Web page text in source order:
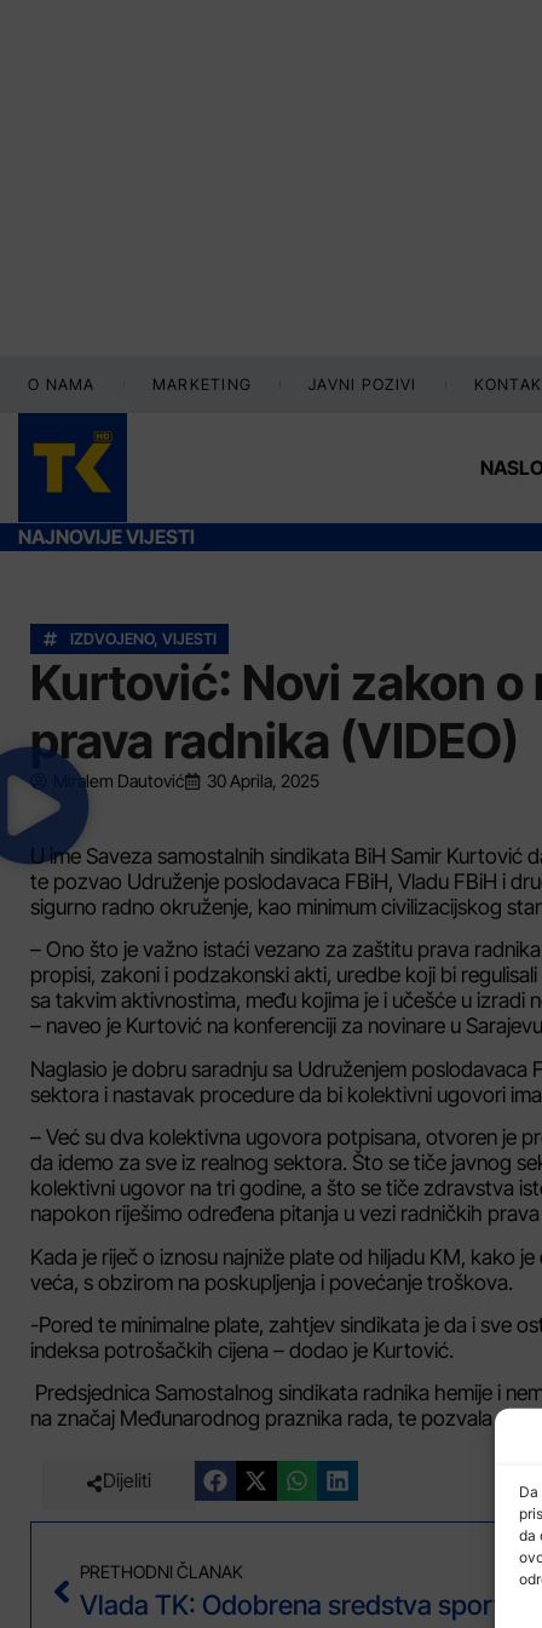
da
O NAMA MARKETING JAVNI POZIVI
NAJNOVIJE VIJESTI
IZDVOJENO, VIJESTI
Kurtović: Novi zakon
prava radnika (VIDEO)
Miralem Dautović 30 Aprila, 2025
U ime Saveza samostalnih sindikata BiH Samir Kurtović
te pozvao Udruženje poslodavaca FBiH, Vladu FBiH i
sigurno radno okruženje, kao minimum civilizacijskog
– Ono što je važno istaći vezano za zaštitu prava
propisi, zakoni i podzakonski akti, uredbe koji bi
sa takvim aktivnostima, među kojima je i učešće u
– naveo je Kurtović na konferenciji za novinare u
Naglasio je dobru saradnju sa Udruženjem
sektora i nastavak procedure da bi kolektivni ugovori
– Već su dva kolektivna ugovora potpisana, otvoren je
da idemo za sve iz realnog sektora. Što se tiče javnog
kolektivni ugovor na tri godine, a što se tiče zdravstva
napokon riješimo određena pitanja u vezi radničkih
Kada je riječ o iznosu najniže plate od hiljadu KM, kako
veća, s obzirom na poskupljenja i povećanje troškova.
-Pored te minimalne plate, zahtjev sindikata je da i sve
indeksa potrošačkih cijena – dodao je Kurtović.
Predsjednica Samostalnog sindikata radnika hemije i
na značaj Međunarodnog praznika rada, te pozvala na
Dijeliti
PRETHODNI ČLANAK